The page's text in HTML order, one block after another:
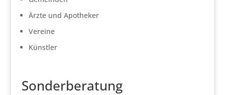
Ärzte und Apotheker
Vereine
Künstler
Sonderberatung